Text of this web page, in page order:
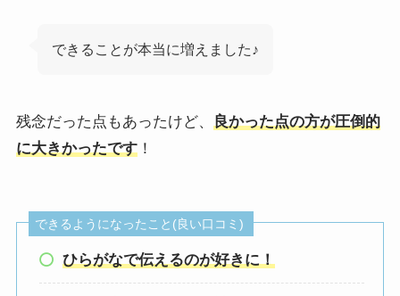
できることが本当に増えました♪
残念だった点もあったけど、 良かった点の方が圧倒的
に大きかったです！
できるようになったこと(良い口コミ)
ひらがなで伝えるのが好きに！